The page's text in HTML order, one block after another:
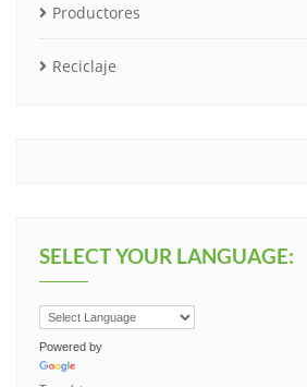
Productores
Reciclaje
SELECT YOUR LANGUAGE:
Powered by